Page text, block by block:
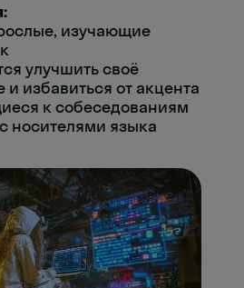
изучающие
улучшить своё
избавиться от акцента
к собеседованиям
носителями языка